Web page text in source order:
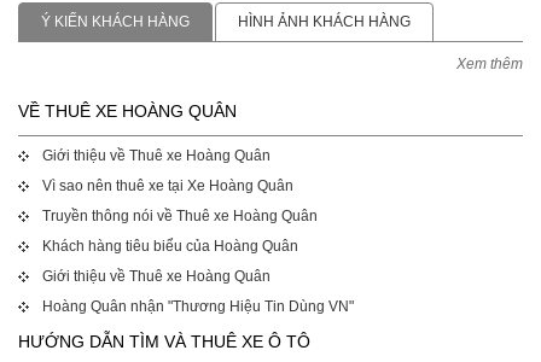
Ý KIẾN KHÁCH HÀNG HÌNH ẢNH KHÁCH HÀNG
Xem thêm
VỀ THUÊ XE HOÀNG QUÂN
Giới thiệu về Thuê xe Hoàng Quân
Vì sao nên thuê xe tại Xe Hoàng Quân
Truyền thông nói về Thuê xe Hoàng Quân
Khách hàng tiêu biểu của Hoàng Quân
Giới thiệu về Thuê xe Hoàng Quân
Hoàng Quân nhận "Thương Hiệu Tin Dùng VN"
HƯỚNG DẪN TÌM VÀ THUÊ XE Ô TÔ